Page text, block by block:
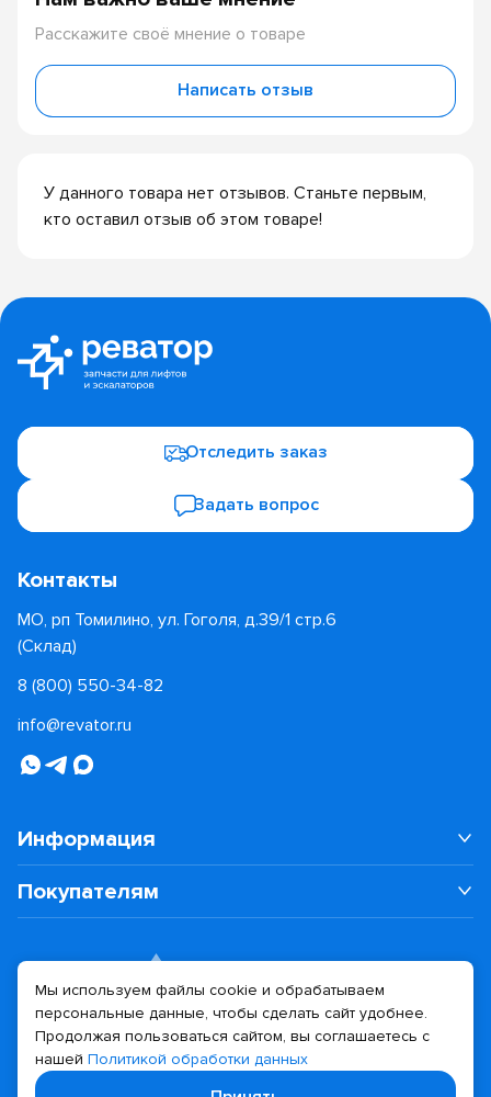
У данного товара нет отзывов. Станьте первым,
кто оставил отзыв об этом товаре!
Расскажите своё мнение о товаре
Написать отзыв
Отследить заказ
Задать вопрос
Контакты
МО, рп Томилино, ул. Гоголя, д.39/1 стр.6
(Склад)
8 (800) 550-34-82
info@revator.ru
Информация
Покупателям
Дизайн сайта Разработка сайта
Мы используем файлы cookie и обрабатываем
персональные данные, чтобы сделать сайт удобнее.
Продолжая пользоваться сайтом, вы соглашаетесь с
нашей Политикой обработки данных